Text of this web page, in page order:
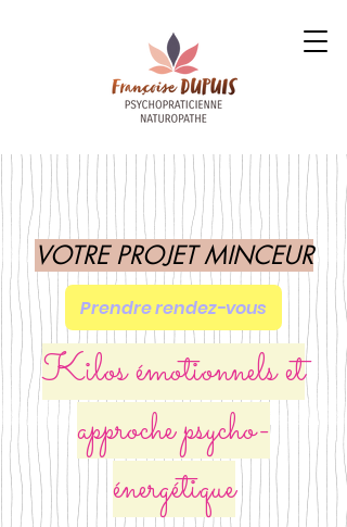
VOTRE PROJET MINCEUR
Prendre rendez-vous
Kilos émotionnels et
approche psycho-
énergétique